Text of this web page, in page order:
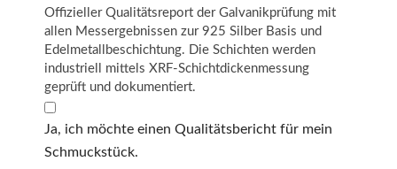
Offizieller Qualitätsreport der Galvanikprüfung mit
allen Messergebnissen zur 925 Silber Basis und
Edelmetallbeschichtung. Die Schichten werden
industriell mittels XRF-Schichtdickenmessung
geprüft und dokumentiert.
Ja, ich möchte einen Qualitätsbericht für mein
Schmuckstück.